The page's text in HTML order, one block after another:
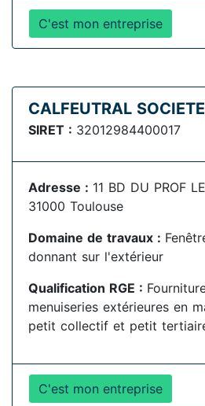
C'est mon entreprise
CALFEUTRAL
SIRET : 32012984400017
Adresse : 11 BD DU PROF
31000 Toulouse
Domaine de travaux :
donnant sur l'extérieur
Qualification RGE :
menuiseries extérieures en
petit collectif et petit
C'est mon entreprise